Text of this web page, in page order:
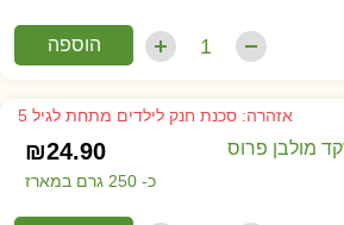
הוספה
אזהרה: סכנת חנק לילדים מתחת לגיל 5
מולבן פרוס ₪24.90
כ- 250 גרם במארז